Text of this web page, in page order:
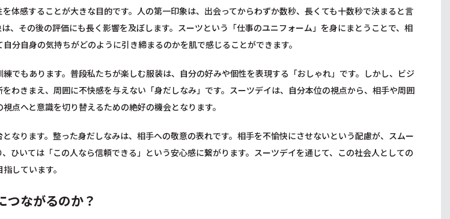
体感することが大きな目的です。人の第一印象は、出会ってからわずか数秒、長くても十数秒で決まると言
、その後の評価にも長く影響を及ぼします。スーツという「仕事のユニフォーム」を身にまとうことで、相
分自身の気持ちがどのように引き締まるのかを肌で感じることができます。
でもあります。普段私たちが楽しむ服装は、自分の好みや個性を表現する「おしゃれ」です。しかし、ビジ
わきまえ、周囲に不快感を与えない「身だしなみ」です。スーツデイは、自分本位の視点から、相手や周囲
点へと意識を切り替えるための絶好の機会となります。
なります。整った身だしなみは、相手への敬意の表れです。相手を不愉快にさせないという配慮が、スムー
ひいては「この人なら信頼できる」という安心感に繋がります。スーツデイを通じて、この社会人としての
しています。
つながるのか？